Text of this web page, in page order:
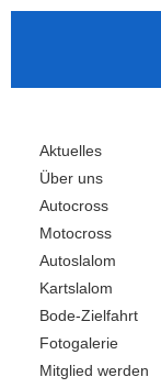
Aktuelles
Über uns
Autocross
Motocross
Autoslalom
Kartslalom
Bode-Zielfahrt
Fotogalerie
Mitglied werden